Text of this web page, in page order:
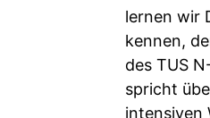
lernen wir
kennen,
des TUS
spricht
intensiven